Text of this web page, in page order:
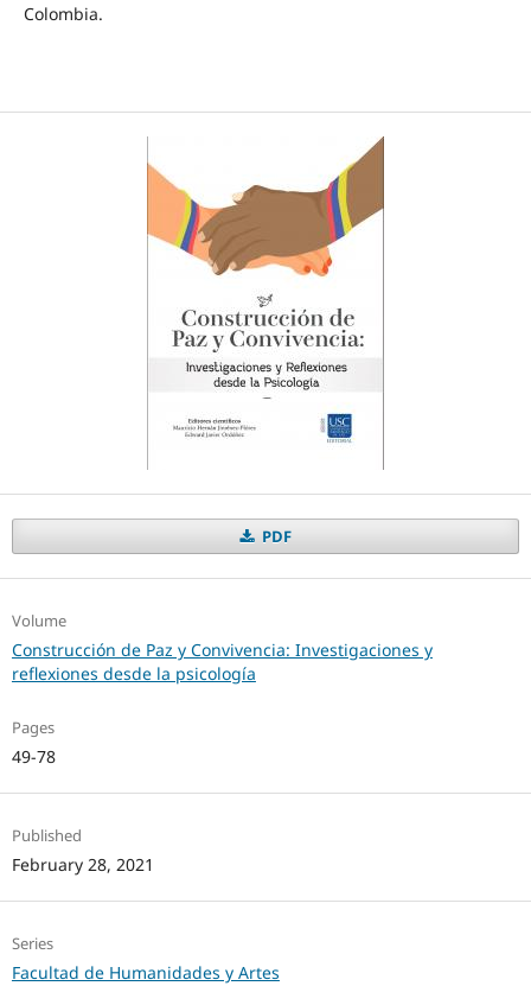
Colombia.
PDF
Volume
Construcción de Paz y Convivencia: Investigaciones y
reflexiones desde la psicología
Pages
49-78
Published
February 28, 2021
Series
Facultad de Humanidades y Artes